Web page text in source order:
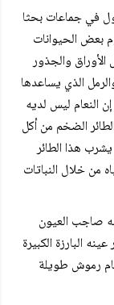
في جماعات بحثا
بعض الحيوانات
والجذور
الذي يساعدها
النعام ليس لديه
الضخم من أكل
هذا الطائر
من خلال النباتات
صاجب العيون
البارزة الكبيرة
رموش طويلة